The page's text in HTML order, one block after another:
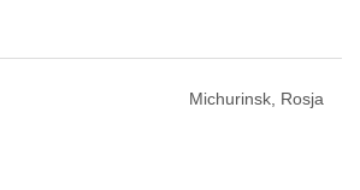
Michurinsk, Rosja